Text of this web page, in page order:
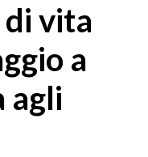
vita
a
agli